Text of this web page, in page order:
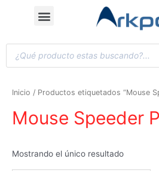
Inicio / Productos etiquetados “Mouse
Mouse Speeder
Mostrando el único resultado